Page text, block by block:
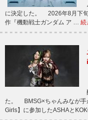
に決定した。 2026年8月下
作『機動戦士ガンダム ア … 続
た。 BMSG×ちゃんみなが手
Girls】に参加したASHAと